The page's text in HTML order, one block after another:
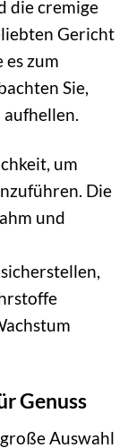
die cremige
Gericht
es zum
Sie,
um
Die
und
Genuss
Auswahl